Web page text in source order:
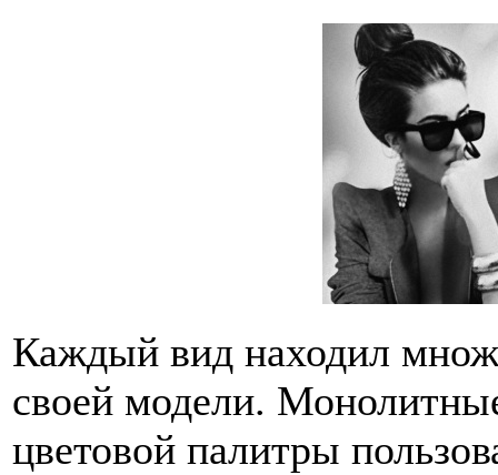
Каждый вид находил
своей модели.
цветовой палитры